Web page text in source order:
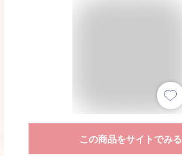
この商品をサイトでみる